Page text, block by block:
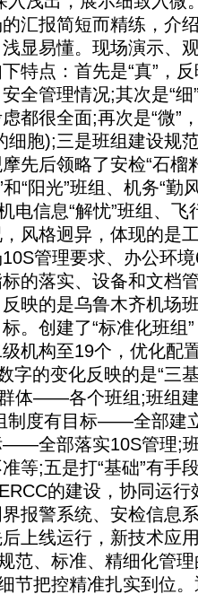
汇报简短而精练，介
显易懂。现场演示、
特点：首先是“真”，
全管理情况;其次是“
都很全面;再次是“微”
细胞);三是班组建设规
先后领略了安检“石榴
“阳光”班组、机务“勤
电信息“解忧”班组、飞
风格迥异，体现的是
管理要求、办公环
的落实、设备和文档
映的是乌鲁木齐机场
。创建了“标准化班组
机构至19个，优化配
字的变化反映的是“三
群体——各个班组;班组
制度有目标——全部建
——全部落实10S管理;
等;五是打“基础”有手
的建设，协同运
报警系统、安检信息
上线运行，新技术应
范、标准、精细化管
节把控精准扎实到位